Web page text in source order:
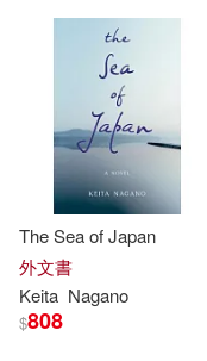
The Sea of Japan
外文書
Keita Nagano
$808